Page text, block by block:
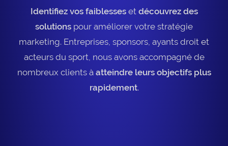
Identifiez vos faiblesseset découvrez des
solutions pour améliorer votre stratégie
marketing. Entreprises, sponsors, ayants droit et
acteurs du sport, nous avons accompagné de
nombreux clients à atteindre leurs objectifs plus
rapidement.